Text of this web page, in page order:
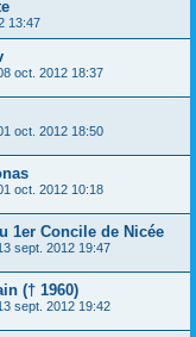
13:47
oct. 2012 18:37
oct. 2012 18:50
oct. 2012 10:18
1er Concile de Nicée
sept. 2012 19:47
(† 1960)
sept. 2012 19:42